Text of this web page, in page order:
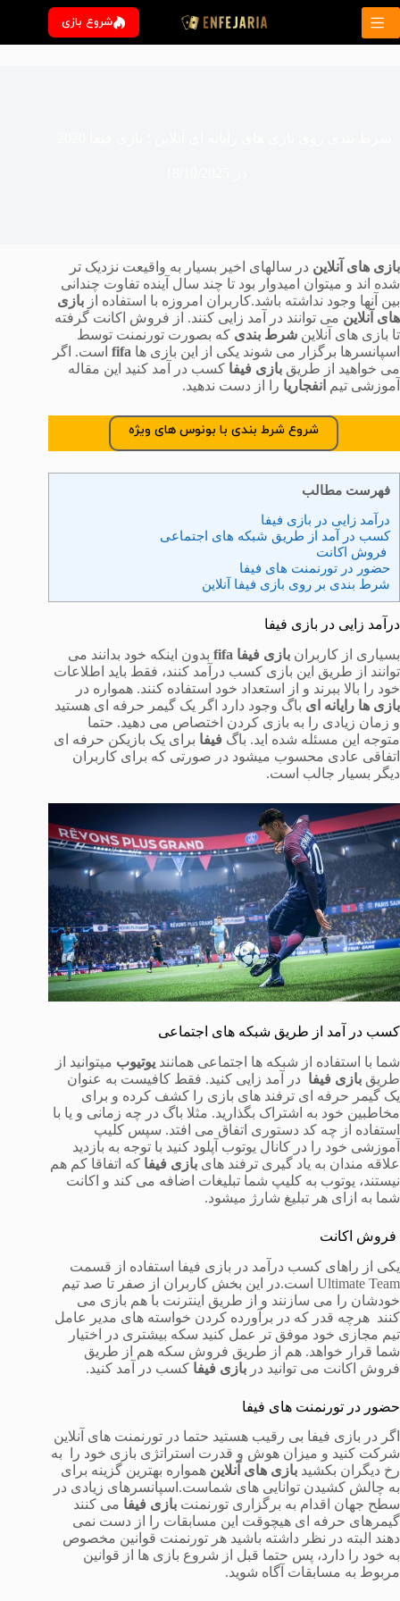
پرش
محتوا
شروع بازی
بازی های آنلاین در سالهای اخیر بسیار به واقیعت نزدیک تر
شده اند و میتوان امیدوار بود تا چند سال آینده تفاوت چندانی
بین آنها وجود نداشته باشد.کاربران امروزه با استفاده از بازی
های آنلاین می توانند در آمد زایی کنند. از فروش اکانت گرفته
تا بازی های آنلاین شرط بندی که بصورت تورنمنت توسط
اسپانسرها برگزار می شوند یکی از این بازی ها fifa است. اگر
می خواهید از طریق بازی فیفا کسب در آمد کنید این مقاله
آموزشی تیم انفجاریا را از دست ندهید.
شروع شرط بندی با بونوس های ویژه
فهرست مطالب
درآمد زایی در بازی فیفا
کسب در آمد از طریق شبکه های اجتماعی
فروش اکانت
حضور در تورنمنت های فیفا
شرط بندی بر روی بازی فیفا آنلاین
درآمد زایی در بازی فیفا
بسیاری از کاربران بازی فیفا fifa
بدون اینکه خود بدانند می
توانند از طریق این بازی کسب درآمد کنند، فقط باید اطلاعات
خود را بالا ببرند و از استعداد خود استفاده کنند. همواره در
بازی ها رایانه ای باگ وجود دارد اگر یک گیمر حرفه ای هستید
و زمان زیادی را به بازی کردن اختصاص می دهید. حتما
متوجه این مسئله شده اید. باگ فیفا برای یک بازیکن حرفه ای
اتفاقی عادی محسوب میشود در صورتی که برای کاربران
دیگر بسیار جالب است.
کسب در آمد از طریق شبکه های اجتماعی
شما با استفاده از شبکه ها اجتماعی همانند یوتیوب میتوانید از
طریق بازی فیفا در آمد زایی کنید. فقط کافیست به عنوان
یک گیمر حرفه ای ترفند های بازی را کشف کرده و برای
مخاطبین خود به اشتراک بگذارید. مثلا باگ در چه زمانی و یا با
استفاده از چه کد دستوری اتفاق می افتد. سپس کلیپ
آموزشی خود را در کانال یوتوب آپلود کنید با توجه به بازدید
علاقه مندان به یاد گیری ترفند های بازی فیفا که اتفاقا کم هم
نیستند، یوتوب به کلیپ شما تبلیغات اضافه می کند و اکانت
شما به ازای هر تبلیغ شارژ میشود.
فروش اکانت
یکی از راهای کسب درآمد در بازی فیفا استفاده از قسمت
Ultimate Team است.در این بخش کاربران از صفر تا صد تیم
خودشان را می سازنند و از طریق اینترنت با هم بازی می
کنند هرچه قدر که در برآورده کردن خواسته های مدیر عامل
تیم مجازی خود موفق تر عمل کنید سکه بیشتری در اختیار
شما قرار خواهد. هم از طریق فروش سکه هم از طریق
فروش اکانت می توانید در بازی فیفا کسب در آمد کنید.
حضور در تورنمنت های فیفا
اگر در بازی فیفا بی رقیب هستید حتما در تورنمنت های آنلاین
شرکت کنید و میزان هوش و قدرت استراتژی بازی خود را به
رخ دیگران بکشید بازی های آنلاین همواره بهترین گزینه برای
به چالش کشیدن توانایی های شماست.اسپانسرهای زیادی در
سطح جهان اقدام به برگزاری تورنمنت بازی فیفا می کنند
گیمرهای حرفه ای هیچوقت این مسابقات را از دست نمی
دهند البته در نظر داشته باشید هر تورنمنت قوانین مخصوص
به خود را دارد، پس حتما قبل از شروع بازی ها از قوانین
مربوط به مسابقات آگاه شوید.